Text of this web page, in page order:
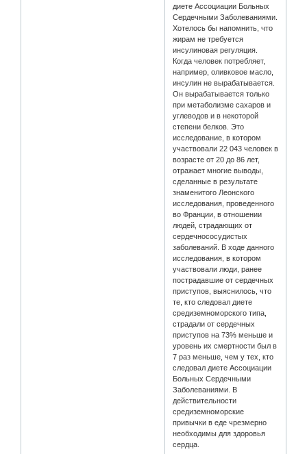
диете Ассоциации Больных
Сердечными Заболеваниями.
Хотелось бы напомнить, что
жирам не требуется
инсулиновая регуляция.
Когда человек потребляет,
например, оливковое масло,
инсулин не вырабатывается.
Он вырабатывается только
при метаболизме cахаров и
углеводов и в некоторой
степени белков. Это
исследование, в котором
участвовали 22 043 человек в
возрасте от 20 до 86 лет,
отражает многие выводы,
сделанные в результате
знаменитого Леонского
исследования, проведенного
во Франции, в отношении
людей, страдающих от
сердечнососудистых
заболеваний. В ходе данного
исследования, в котором
участвовали люди, ранее
пострадавшие от сердечных
приступов, выяснилось, что
те, кто следовал диете
средиземноморского типа,
страдали от сердечных
приступов на 73% меньше и
уровень их смертности был в
7 раз меньше, чем у тех, кто
следовал диете Ассоциации
Больных Сердечными
Заболеваниями. В
действительности
средиземноморские
привычки в еде чрезмерно
необходимы для здоровья
сердца.